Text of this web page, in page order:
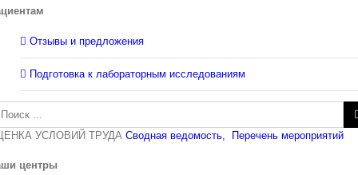
Отзывы и предложения
Подготовка к лабораторным исследованиям
УСЛОВИЙ ТРУДА Сводная ведомость, Перечень мероприятий
центры